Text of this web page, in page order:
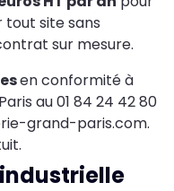
tout site sans
sur mesure.
en conformité à
au 01 84 24 42 80
grand-paris.com.